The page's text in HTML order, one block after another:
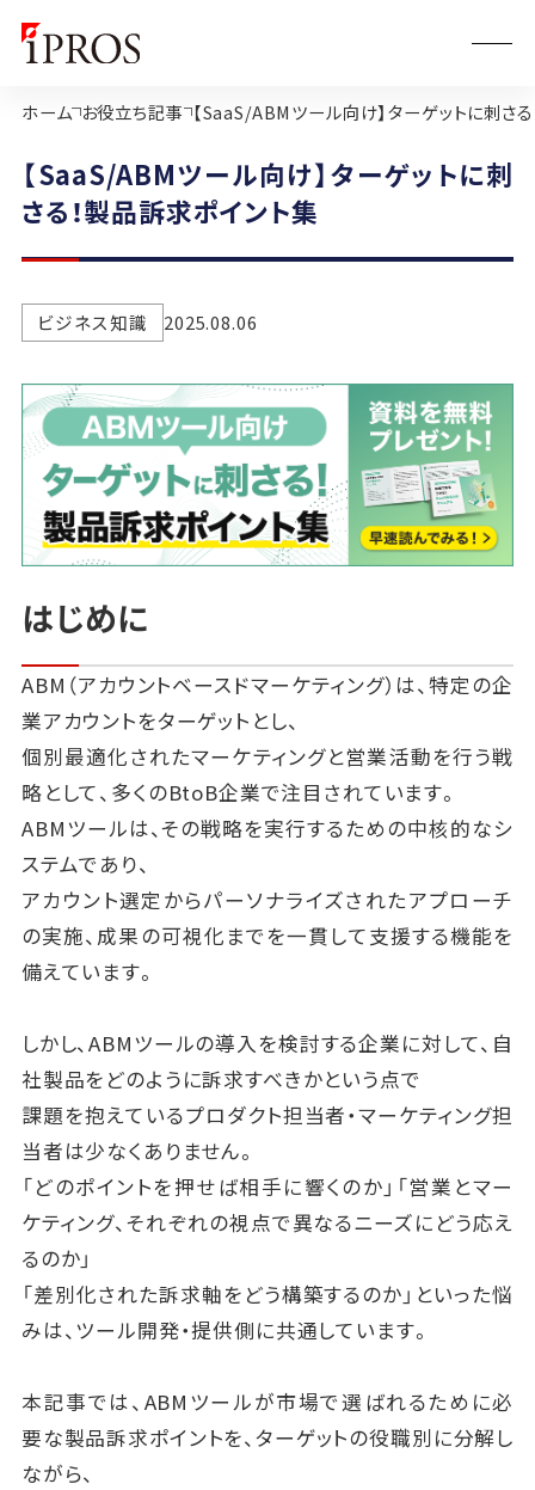
ホーム お役立ち記事 【SaaS/ABMツール向け】ターゲットに刺さ
【SaaS/ABMツール向け】ターゲットに刺
さる！製品訴求ポイント集
ビジネス知識 2025.08.06
はじめに
ABM（アカウントベースドマーケティング）は、特定の企
業アカウントをターゲットとし、
個別最適化されたマーケティングと営業活動を行う戦
略として、多くのBtoB企業で注目されています。
ABMツールは、その戦略を実行するための中核的なシ
ステムであり、
アカウント選定からパーソナライズされたアプローチ
の実施、成果の可視化までを一貫して支援する機能を
備えています。
しかし、ABMツールの導入を検討する企業に対して、自
社製品をどのように訴求すべきかという点で
課題を抱えているプロダクト担当者・マーケティング担
当者は少なくありません。
「どのポイントを押せば相手に響くのか」「営業とマー
ケティング、それぞれの視点で異なるニーズにどう応え
るのか」
「差別化された訴求軸をどう構築するのか」といった悩
みは、ツール開発・提供側に共通しています。
本記事では、ABMツールが市場で選ばれるために必
要な製品訴求ポイントを、ターゲットの役職別に分解し
ながら、